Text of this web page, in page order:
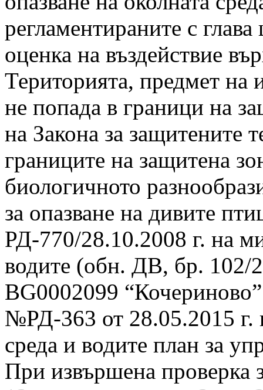
регламентираните с
оценка на въздействие
Територията, предмет на
не попада в граници на
на Закона за защитените
границите на защитена
биологичното
за опазване на дивите
РД-770/28.10.2008 г. на
водите (обн. ДВ, бр. 102/
BG0002099
№РД-363 от 28.05.2015 г.
среда и водите план за
При извършена проверка